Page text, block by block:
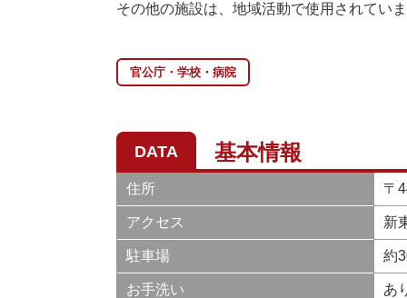
その他の施設は、地域活動で使用されてい
官公庁・学校・病院
DATA 基本情報
住所 〒
アクセス 新
駐車場 約
お手洗い あ